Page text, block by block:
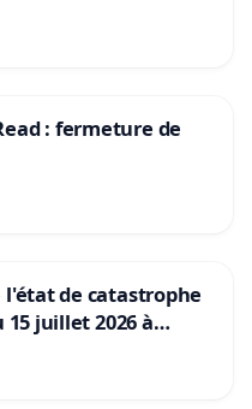
: fermeture de
l'état de catastrophe
juillet 2026 à